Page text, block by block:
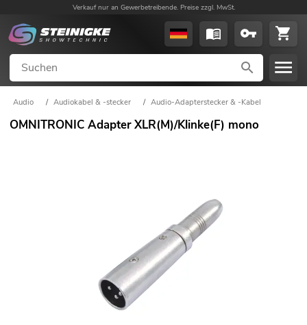
Verkauf nur an Gewerbetreibende. Preise zzgl. MwSt.
Audio / Audiokabel & -stecker / Audio-Adapterstecker & -Kabel
OMNITRONIC Adapter XLR(M)/Klinke(F) mono